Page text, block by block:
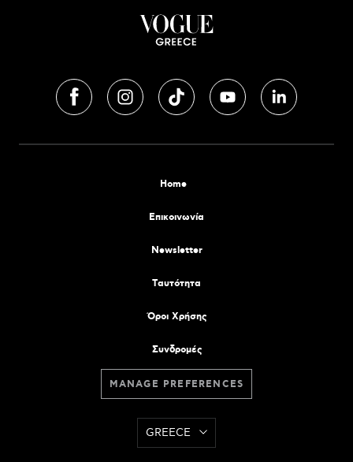
Home
Επικοινωνία
Newsletter
Tαυτότητα
Όροι Χρήσης
Συνδρομές
MANAGE PREFERENCES
GREECE